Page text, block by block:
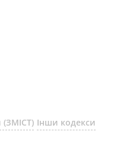
(ЗМІСТ) Інши кодекси